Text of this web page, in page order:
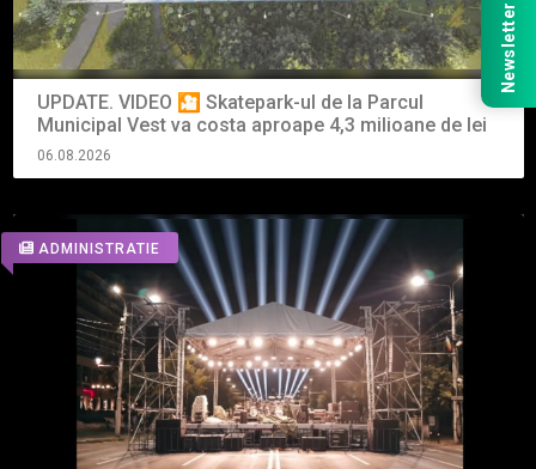
UPDATE. VIDEO 🎦 Skatepark-ul de la Parcul
Municipal Vest va costa aproape 4,3 milioane de lei
06.08.2026
ADMINISTRATIE
Newsletter